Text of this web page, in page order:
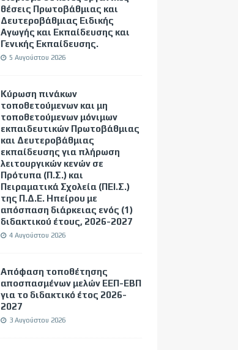
θέσεις Πρωτοβάθμιας και
Δευτεροβάθμιας Ειδικής
Αγωγής και Εκπαίδευσης και
Γενικής Εκπαίδευσης.
5 Αυγούστου 2026
Κύρωση πινάκων
τοποθετούμενων και μη
τοποθετούμενων μόνιμων
εκπαιδευτικών Πρωτοβάθμιας
και Δευτεροβάθμιας
εκπαίδευσης για πλήρωση
λειτουργικών κενών σε
Πρότυπα (Π.Σ.) και
Πειραματικά Σχολεία (ΠΕΙ.Σ.)
της Π.Δ.Ε. Ηπείρου με
απόσπαση διάρκειας ενός (1)
διδακτικού έτους, 2026-2027
4 Αυγούστου 2026
Απόφαση τοποθέτησης
αποσπασμένων μελών ΕΕΠ-ΕΒΠ
για το διδακτικό έτος 2026-
2027
3 Αυγούστου 2026